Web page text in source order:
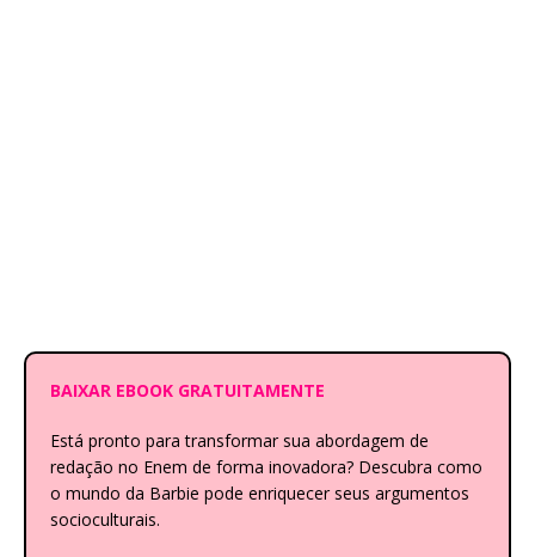
BAIXAR EBOOK GRATUITAMENTE
Está pronto para transformar sua abordagem de
redação no Enem de forma inovadora? Descubra como
o mundo da Barbie pode enriquecer seus argumentos
socioculturais.